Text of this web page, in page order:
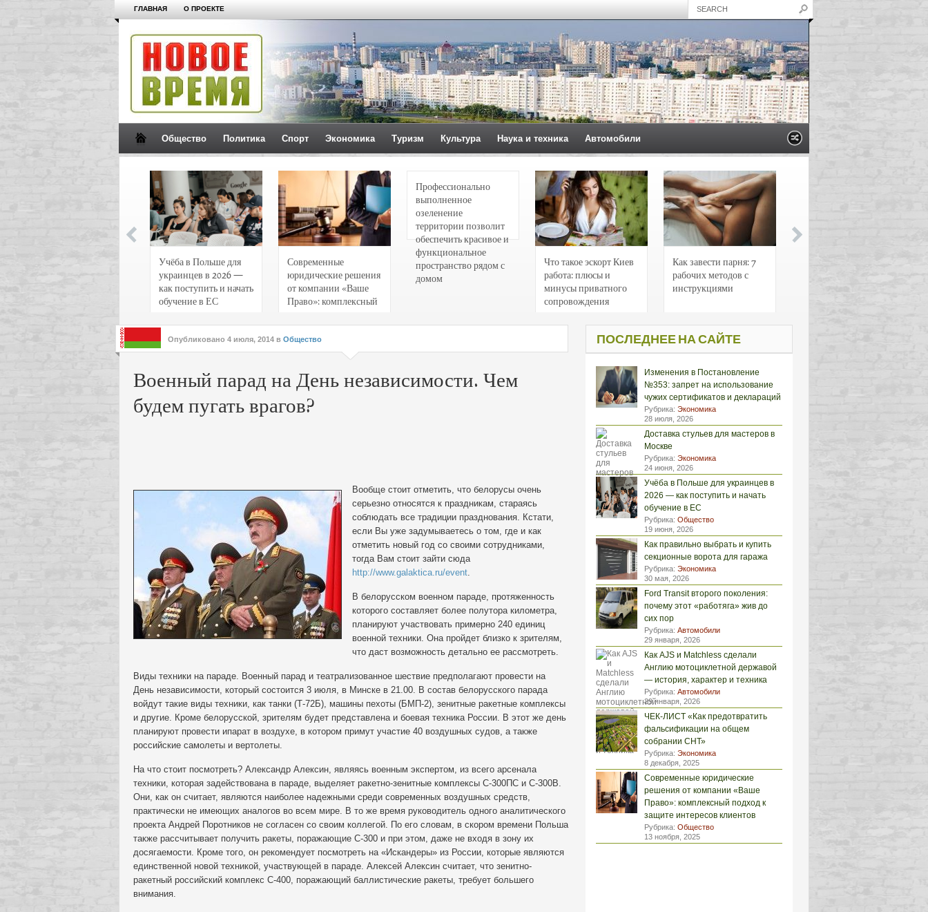
ГЛАВНАЯ О ПРОЕКТЕ
Общество Политика Спорт Экономика Туризм Культура Наука и техника Автомобили
Учёба в Польше для
украинцев в 2026 —
как поступить и начать
обучение в ЕС
Современные
юридические решения
от компании «Ваше
Право»: комплексный
интересов клиентов
Профессионально
выполненное
озеленение
территории позволит
обеспечить красивое и
функциональное
пространство рядом с
домом
Что такое эскорт Киев
работа: плюсы и
минусы приватного
сопровождения
Как завести парня: 7
рабочих методов с
инструкциями
Опубликовано 4 июля, 2014 в Общество
Военный парад на День независимости. Чем
будем пугать врагов?
Вообще стоит отметить, что белорусы очень
серьезно относятся к праздникам, стараясь
соблюдать все традиции празднования. Кстати,
если Вы уже задумываетесь о том, где и как
отметить новый год со своими сотрудниками,
тогда Вам стоит зайти сюда
http://www.galaktica.ru/event.
В белорусском военном параде, протяженность
которого составляет более полутора километра,
планируют участвовать примерно 240 единиц
военной техники. Она пройдет близко к зрителям,
что даст возможность детально ее рассмотреть.
Виды техники на параде. Военный парад и театрализованное шествие предполагают провести на
День независимости, который состоится 3 июля, в Минске в 21.00. В состав белорусского парада
войдут такие виды техники, как танки (Т-72Б), машины пехоты (БМП-2), зенитные ракетные комплексы
и другие. Кроме белорусской, зрителям будет представлена и боевая техника России. В этот же день
планируют провести ипарат в воздухе, в котором примут участие 40 воздушных судов, а также
российские самолеты и вертолеты.
На что стоит посмотреть? Александр Алексин, являясь военным экспертом, из всего арсенала
техники, которая задействована в параде, выделяет ракетно-зенитные комплексы С-300ПС и С-300В.
Они, как он считает, являются наиболее надежными среди современных воздушных средств,
практически не имеющих аналогов во всем мире. В то же время руководитель одного аналитического
проекта Андрей Поротников не согласен со своим коллегой. По его словам, в скором времени Польша
также рассчитывает получить ракеты, поражающие С-300 и при этом, даже не входя в зону их
досягаемости. Кроме того, он рекомендует посмотреть на «Искандеры» из России, которые являются
единственной новой техникой, участвующей в параде. Алексей Алексин считает, что зенитно-
ракетный российский комплекс С-400, поражающий баллистические ракеты, требует большего
внимания.
ПОСЛЕДНЕЕ НА САЙТЕ
Изменения в Постановление
№353: запрет на использование
чужих сертификатов и деклараций
Рубрика: Экономика
28 июля, 2026
Доставка стульев для мастеров в
Москве
Рубрика: Экономика
24 июня, 2026
Учёба в Польше для украинцев в
2026 — как поступить и начать
обучение в ЕС
Рубрика: Общество
19 июня, 2026
Как правильно выбрать и купить
секционные ворота для гаража
Рубрика: Экономика
30 мая, 2026
Ford Transit второго поколения:
почему этот «работяга» жив до
сих пор
Рубрика: Автомобили
29 января, 2026
Как AJS и Matchless сделали
Англию мотоциклетной державой
— история, характер и техника
Рубрика: Автомобили
29 января, 2026
ЧЕК-ЛИСТ «Как предотвратить
фальсификации на общем
собрании СНТ»
Рубрика: Экономика
8 декабря, 2025
Современные юридические
решения от компании «Ваше
Право»: комплексный подход к
защите интересов клиентов
Рубрика: Общество
13 ноября, 2025